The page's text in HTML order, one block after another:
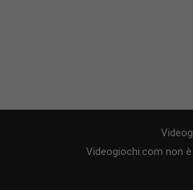
Videogiochi.com non